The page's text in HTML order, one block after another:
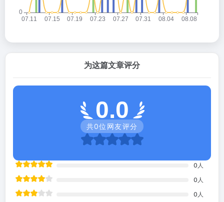
为这篇文章评分
0.0
共0位网友评分
0 人
0 人
0 人